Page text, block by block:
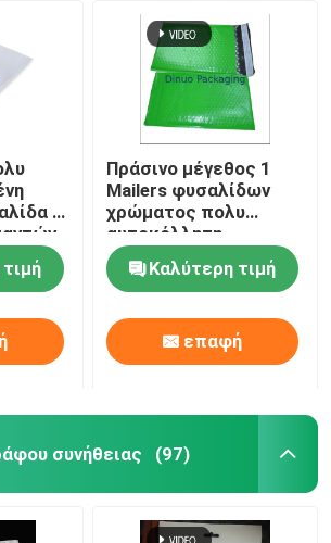
5
Πράσινο μέγεθος 1
Mailers φυσαλίδων
χρώματος πολυ
αυτοκόλλητη
σφραγίδα φακέλων
αεροφυσαλίδων
Καλύτερη τιμή
επαφή
συνήθειας (97)